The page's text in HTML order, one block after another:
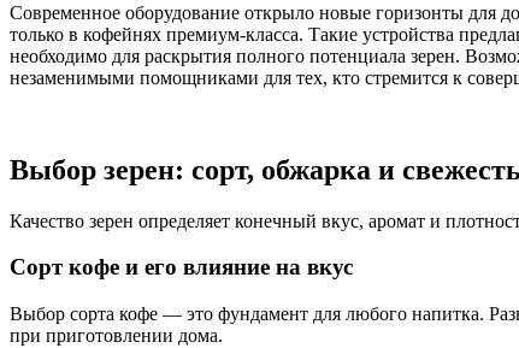
Современное оборудование открыло новые горизонты для
только в кофейнях премиум-класса. Такие устройства
необходимо для раскрытия полного потенциала зерен.
незаменимыми помощниками для тех, кто стремится к
Выбор зерен: сорт, обжарка и свежесть
Качество зерен определяет конечный вкус, аромат и
Сорт кофе и его влияние на вкус
Выбор сорта кофе — это фундамент для любого напитка.
при приготовлении дома.